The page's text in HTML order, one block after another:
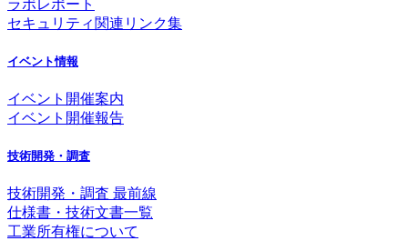
ラボレポート
セキュリティ関連リンク集
イベント情報
イベント開催案内
イベント開催報告
技術開発・調査
技術開発・調査 最前線
仕様書・技術文書一覧
工業所有権について